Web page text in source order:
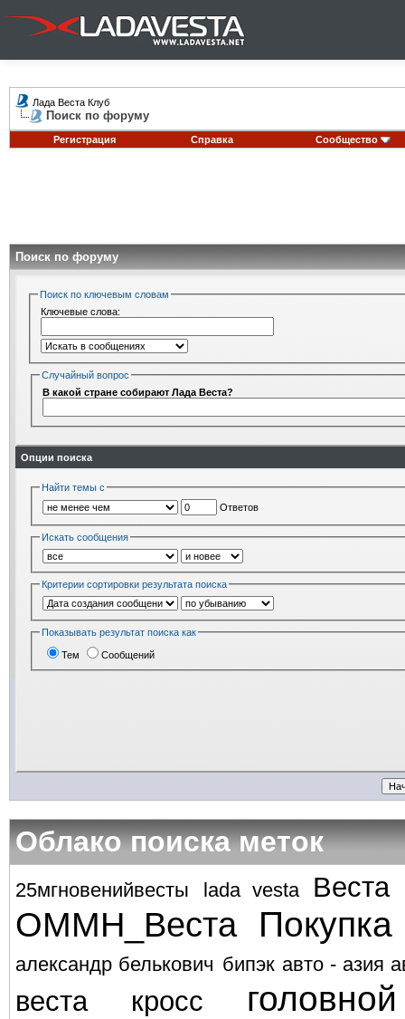
Лада Веста Клуб
Поиск по форуму
Регистрация Справка Сообщество
Поиск по форуму
Поиск по ключевым словам
Ключевые слова:
Случайный вопрос
В какой стране собирают Лада Веста?
Опции поиска
Найти темы с
Ответов
Искать сообщения
Критерии сортировки результата поиска
Показывать результат поиска как
Тем Сообщений
Облако поиска меток
25мгновенийвесты lada vesta
ОММН_Веста
александр белькович бипэк авто - азия
веста кросс